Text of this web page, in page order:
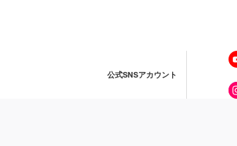
公式SNSアカウント